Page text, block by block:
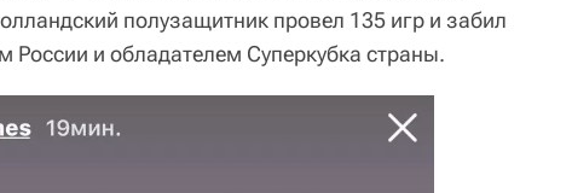
полузащитник провел 135 игр и забил
России и обладателем Суперкубка страны.